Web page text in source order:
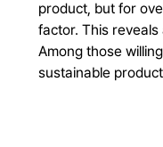
product, but for
factor. This
Among those
sustainable